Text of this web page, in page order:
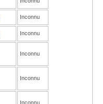
Inconnu
Inconnu
Inconnu
Inconnu
Inconnu